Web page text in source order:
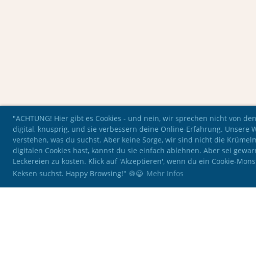
"ACHTUNG! Hier gibt es Cookies - und nein, wir sprechen nicht von
digital, knusprig, und sie verbessern deine Online-Erfahrung.
verstehen, was du suchst. Aber keine Sorge, wir sind nicht die
digitalen Cookies hast, kannst du sie einfach ablehnen. Aber sei
Leckereien zu kosten. Klick auf 'Akzeptieren', wenn du ein Cookie-
Keksen suchst. Happy Browsing!" 🍪😄 Mehr Infos